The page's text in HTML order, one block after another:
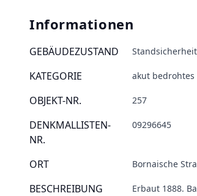
Informationen
GEBÄUDEZUSTAND
KATEGORIE akut bedrohtes
OBJEKT-NR. 257
DENKMALLISTEN-
NR.
09296645
ORT Bornaische
BESCHREIBUNG
Erbaut 1888.